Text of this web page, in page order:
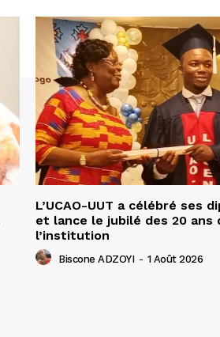
L’UCAO-UUT a célébré ses
et lance le jubilé des 20 ans
l’institution
Biscone ADZOYI - 1 Août 2026